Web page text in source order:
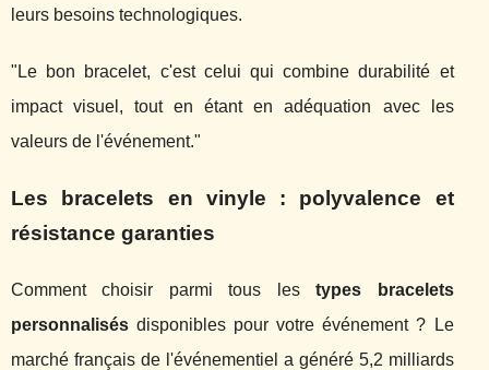
leurs besoins technologiques.
"Le bon bracelet, c'est celui qui combine durabilité et
impact visuel, tout en étant en adéquation avec les
valeurs de l'événement."
Les bracelets en vinyle : polyvalence et
résistance garanties
Comment choisir parmi tous lestypes bracelets
personnalisés disponibles pour votre événement ? Le
marché français de l'événementiel a généré 5,2 milliards